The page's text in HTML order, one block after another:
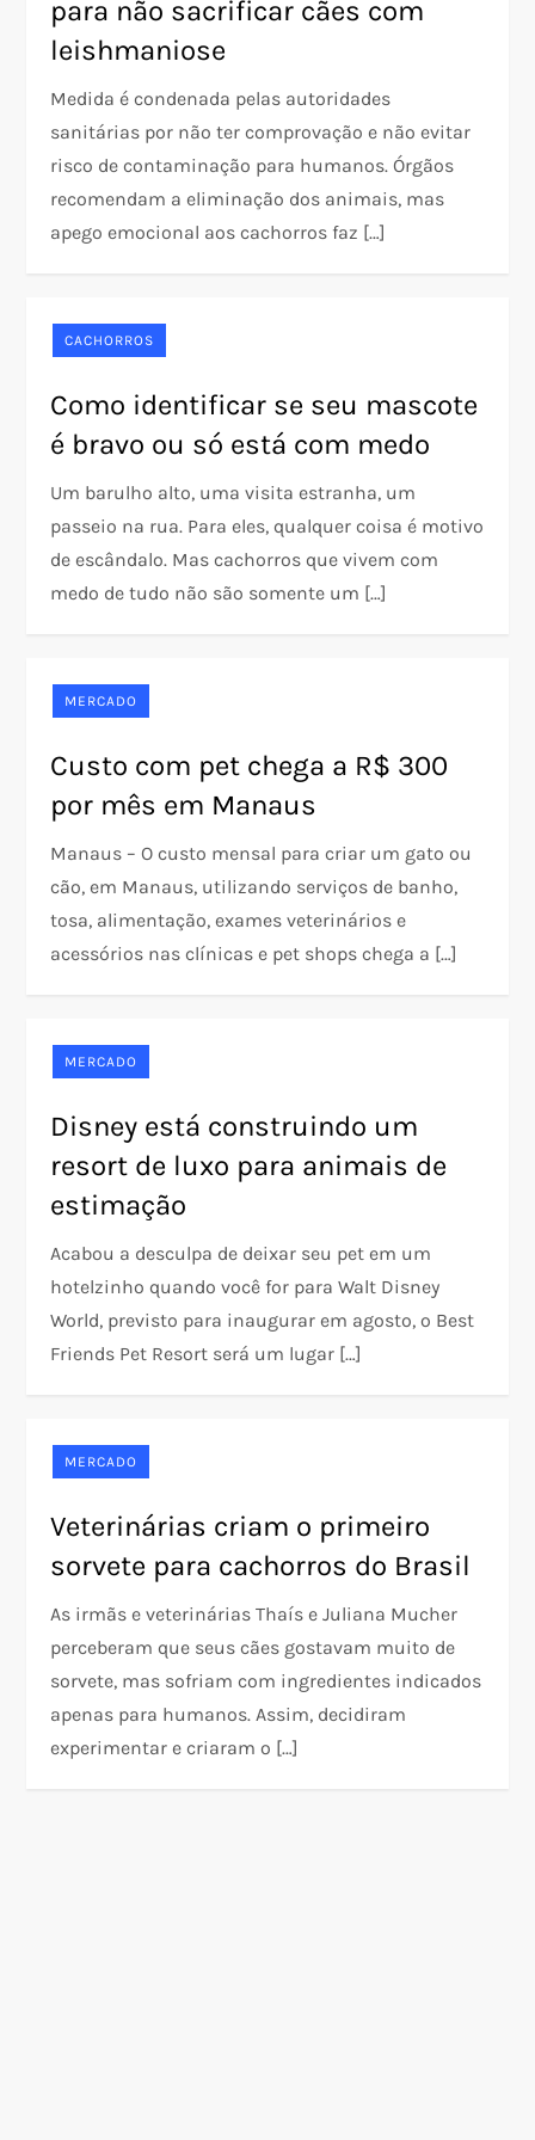
para não sacrificar cães com
leishmaniose
Medida é condenada pelas autoridades
sanitárias por não ter comprovação e não evitar
risco de contaminação para humanos. Órgãos
recomendam a eliminação dos animais, mas
apego emocional aos cachorros faz […]
CACHORROS
Como identificar se seu mascote
é bravo ou só está com medo
Um barulho alto, uma visita estranha, um
passeio na rua. Para eles, qualquer coisa é motivo
de escândalo. Mas cachorros que vivem com
medo de tudo não são somente um […]
MERCADO
Custo com pet chega a R$ 300
por mês em Manaus
Manaus – O custo mensal para criar um gato ou
cão, em Manaus, utilizando serviços de banho,
tosa, alimentação, exames veterinários e
acessórios nas clínicas e pet shops chega a […]
MERCADO
Disney está construindo um
resort de luxo para animais de
estimação
Acabou a desculpa de deixar seu pet em um
hotelzinho quando você for para Walt Disney
World, previsto para inaugurar em agosto, o Best
Friends Pet Resort será um lugar […]
MERCADO
Veterinárias criam o primeiro
sorvete para cachorros do Brasil
As irmãs e veterinárias Thaís e Juliana Mucher
perceberam que seus cães gostavam muito de
sorvete, mas sofriam com ingredientes indicados
apenas para humanos. Assim, decidiram
experimentar e criaram o […]